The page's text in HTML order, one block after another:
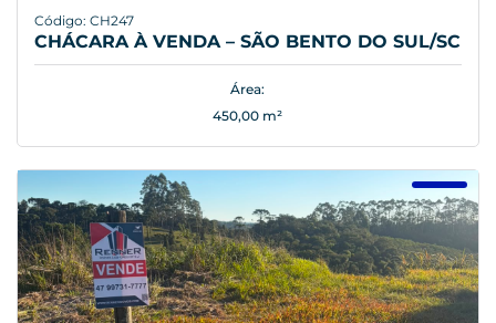
Código: CH247
CHÁCARA À VENDA – SÃO BENTO DO SUL/SC
Área:
450,00 m²